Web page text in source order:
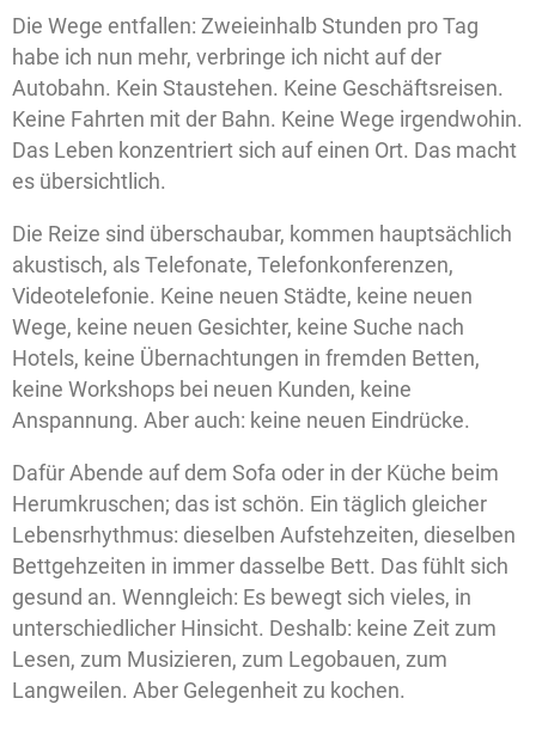
Die Wege entfallen: Zweieinhalb Stunden pro Tag
habe ich nun mehr, verbringe ich nicht auf der
Autobahn. Kein Staustehen. Keine Geschäftsreisen.
Keine Fahrten mit der Bahn. Keine Wege irgendwohin.
Das Leben konzentriert sich auf einen Ort. Das macht
es übersichtlich.
Die Reize sind überschaubar, kommen hauptsächlich
akustisch, als Telefonate, Telefonkonferenzen,
Videotelefonie. Keine neuen Städte, keine neuen
Wege, keine neuen Gesichter, keine Suche nach
Hotels, keine Übernachtungen in fremden Betten,
keine Workshops bei neuen Kunden, keine
Anspannung. Aber auch: keine neuen Eindrücke.
Dafür Abende auf dem Sofa oder in der Küche beim
Herumkruschen; das ist schön. Ein täglich gleicher
Lebensrhythmus: dieselben Aufstehzeiten, dieselben
Bettgehzeiten in immer dasselbe Bett. Das fühlt sich
gesund an. Wenngleich: Es bewegt sich vieles, in
unterschiedlicher Hinsicht. Deshalb: keine Zeit zum
Lesen, zum Musizieren, zum Legobauen, zum
Langweilen. Aber Gelegenheit zu kochen.